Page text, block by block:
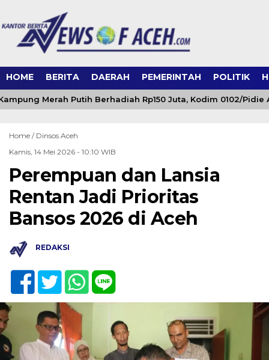
HOME BERITA DAERAH PEMERINTAH POLITIK
Merah Putih Berhadiah Rp150 Juta, Kodim 0102/Pidie
Home / Dinsos Aceh
Kamis, 14 Mei 2026 - 10:10 WIB
Perempuan dan Lansia
Rentan Jadi Prioritas
Bansos 2026 di Aceh
REDAKSI